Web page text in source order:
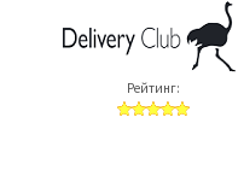
Рейтинг: